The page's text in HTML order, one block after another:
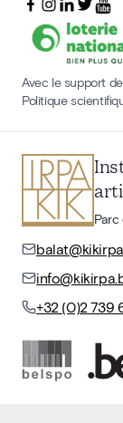
Avec le support
Politique
Parc
+32 (0)2 739